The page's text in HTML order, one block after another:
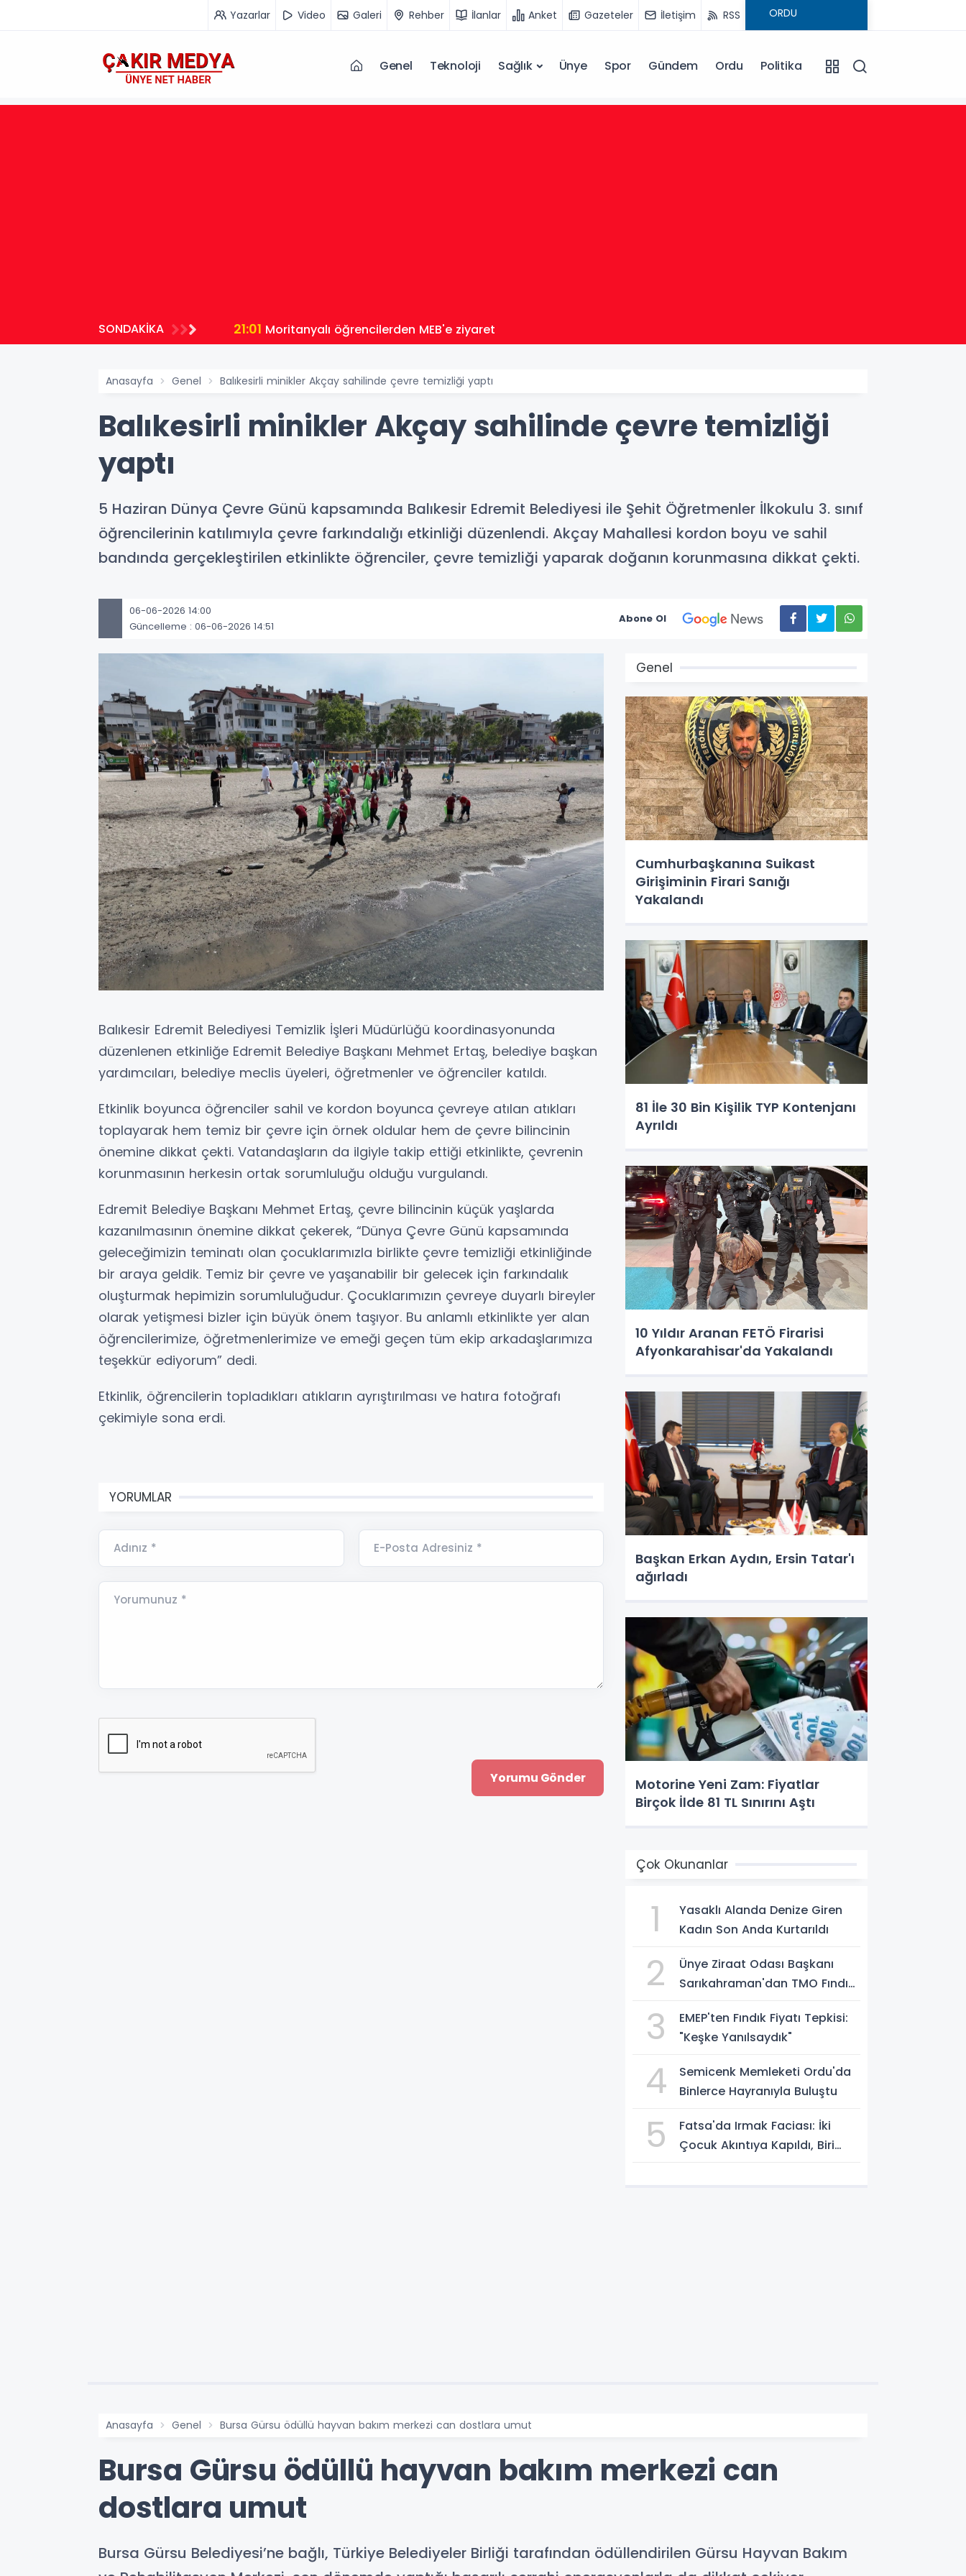
Yazarlar Video Galeri Rehber İlanlar Anket Gazeteler İletişim RSS
Genel Teknoloji Sağlık Ünye Spor Gündem Ordu Politika
SONDAKİKA
21:01 Moritanyalı öğrencilerden MEB'e ziyaret
Anasayfa Genel Balıkesirli minikler Akçay sahilinde çevre temizliği yaptı
Balıkesirli minikler Akçay sahilinde çevre temizliği
yaptı
5 Haziran Dünya Çevre Günü kapsamında Balıkesir Edremit Belediyesi ile Şehit Öğretmenler İlkokulu 3. sınıf
öğrencilerinin katılımıyla çevre farkındalığı etkinliği düzenlendi. Akçay Mahallesi kordon boyu ve sahil
bandında gerçekleştirilen etkinlikte öğrenciler, çevre temizliği yaparak doğanın korunmasına dikkat çekti.
06-06-2026 14:00
Güncelleme : 06-06-2026 14:51
Abone Ol
Balıkesir Edremit Belediyesi Temizlik İşleri Müdürlüğü koordinasyonunda
düzenlenen etkinliğe Edremit Belediye Başkanı Mehmet Ertaş, belediye başkan
yardımcıları, belediye meclis üyeleri, öğretmenler ve öğrenciler katıldı.
Etkinlik boyunca öğrenciler sahil ve kordon boyunca çevreye atılan atıkları
toplayarak hem temiz bir çevre için örnek oldular hem de çevre bilincinin
önemine dikkat çekti. Vatandaşların da ilgiyle takip ettiği etkinlikte, çevrenin
korunmasının herkesin ortak sorumluluğu olduğu vurgulandı.
Edremit Belediye Başkanı Mehmet Ertaş, çevre bilincinin küçük yaşlarda
kazanılmasının önemine dikkat çekerek, “Dünya Çevre Günü kapsamında
geleceğimizin teminatı olan çocuklarımızla birlikte çevre temizliği etkinliğinde
bir araya geldik. Temiz bir çevre ve yaşanabilir bir gelecek için farkındalık
oluşturmak hepimizin sorumluluğudur. Çocuklarımızın çevreye duyarlı bireyler
olarak yetişmesi bizler için büyük önem taşıyor. Bu anlamlı etkinlikte yer alan
öğrencilerimize, öğretmenlerimize ve emeği geçen tüm ekip arkadaşlarımıza
teşekkür ediyorum” dedi.
Etkinlik, öğrencilerin topladıkları atıkların ayrıştırılması ve hatıra fotoğrafı
çekimiyle sona erdi.
YORUMLAR
Adınız * E-Posta Adresiniz *
Yorumunuz *
Genel
Cumhurbaşkanına Suikast
Girişiminin Firari Sanığı
Yakalandı
81 İle 30 Bin Kişilik TYP Kontenjanı
Ayrıldı
10 Yıldır Aranan FETÖ Firarisi
Afyonkarahisar'da Yakalandı
Başkan Erkan Aydın, Ersin Tatar'ı
ağırladı
Motorine Yeni Zam: Fiyatlar
Birçok İlde 81 TL Sınırını Aştı
Çok Okunanlar
1
Yasaklı Alanda Denize Giren
Kadın Son Anda Kurtarıldı
2
Ünye Ziraat Odası Başkanı
Sarıkahraman'dan TMO Fındık
3
EMEP'ten Fındık Fiyatı Tepkisi:
"Keşke Yanılsaydık"
4
Semicenk Memleketi Ordu'da
Binlerce Hayranıyla Buluştu
5
Fatsa'da Irmak Faciası: İki
Çocuk Akıntıya Kapıldı, Biri
Anasayfa Genel Bursa Gürsu ödüllü hayvan bakım merkezi can dostlara umut
Bursa Gürsu ödüllü hayvan bakım merkezi can
dostlara umut
Bursa Gürsu Belediyesi’ne bağlı, Türkiye Belediyeler Birliği tarafından ödüllendirilen Gürsu Hayvan Bakım